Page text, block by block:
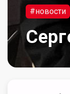
#новости